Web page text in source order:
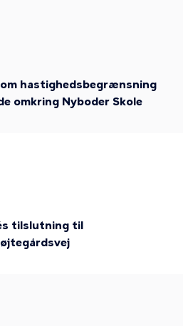
hastighedsbegrænsning
omkring Nyboder Skole
tilslutning til